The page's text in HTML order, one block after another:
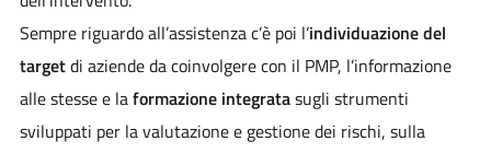
Sempre riguardo all’assistenza c’è poi l’individuazione del
targetdi aziende da coinvolgere con il PMP, l’informazione
alle stesse e laformazione integratasugli strumenti
sviluppati per la valutazione e gestione dei rischi, sulla